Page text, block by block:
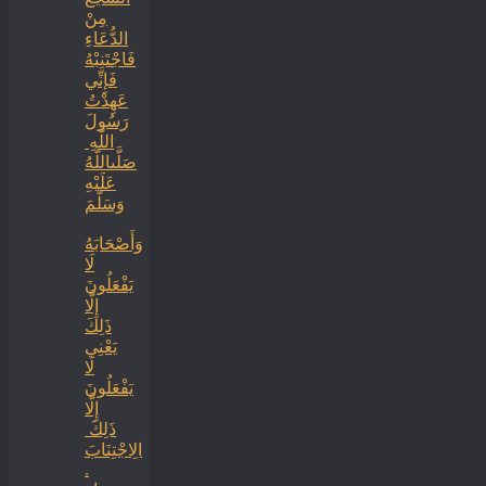
‏‏مِنْ
الدُّعَاءِ
فَاجْتَنِبْهُ
فَإِنِّي
عَهِدْتُ
رَسُولَ
اللَّهِ ‏
‏صَلَّىاللَّهُ
عَلَيْهِ
وَسَلَّمَ
‏وَأَصْحَابَهُ
لَا
يَفْعَلُونَ
إِلَّا
ذَلِكَ
‏‏يَعْنِي
لَا
يَفْعَلُونَ
إِلَّا
ذَلِكَ ‏
‏الِاجْتِنَابَ
.